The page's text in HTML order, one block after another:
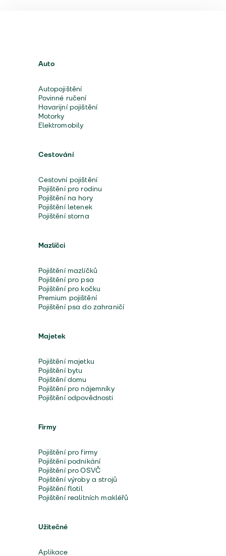
Auto
Autopojištění
Povinné ručení
Havarijní pojištění
Motorky
Elektromobily
Cestování
Cestovní pojištění
Pojištění pro rodinu
Pojištění na hory
Pojištění letenek
Pojištění storna
Mazlíčci
Pojištění mazlíčků
Pojištění pro psa
Pojištění pro kočku
Premium pojištění
Pojištění psa do zahraničí
Majetek
Pojištění majetku
Pojištění bytu
Pojištění domu
Pojištění pro nájemníky
Pojištění odpovědnosti
Firmy
Pojištění pro firmy
Pojištění podnikání
Pojištění pro OSVČ
Pojištění výroby a strojů
Pojištění flotil
Pojištění realitních makléřů
Užitečné
Aplikace